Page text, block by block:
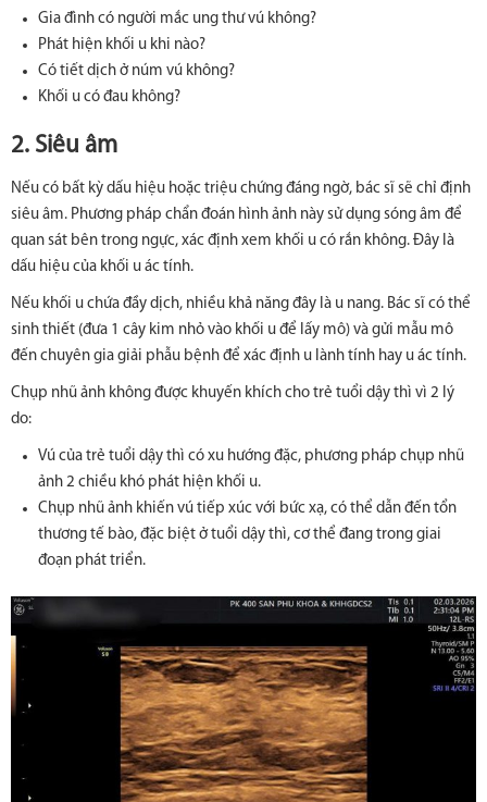
Gia đình có người mắc ung thư vú không?
Phát hiện khối u khi nào?
Có tiết dịch ở núm vú không?
Khối u có đau không?
2. Siêu âm
Nếu có bất kỳ dấu hiệu hoặc triệu chứng đáng ngờ, bác sĩ sẽ chỉ định
siêu âm. Phương pháp chẩn đoán hình ảnh này sử dụng sóng âm để
quan sát bên trong ngực, xác định xem khối u có rắn không. Đây là
dấu hiệu của khối u ác tính.
Nếu khối u chứa đầy dịch, nhiều khả năng đây là u nang. Bác sĩ có thể
sinh thiết (đưa 1 cây kim nhỏ vào khối u để lấy mô) và gửi mẫu mô
đến chuyên gia giải phẫu bệnh để xác định u lành tính hay u ác tính.
Chụp nhũ ảnh không được khuyến khích cho trẻ tuổi dậy thì vì 2 lý
do:
Vú của trẻ tuổi dậy thì có xu hướng đặc, phương pháp chụp nhũ
ảnh 2 chiều khó phát hiện khối u.
Chụp nhũ ảnh khiến vú tiếp xúc với bức xạ, có thể dẫn đến tổn
thương tế bào, đặc biệt ở tuổi dậy thì, cơ thể đang trong giai
đoạn phát triển.